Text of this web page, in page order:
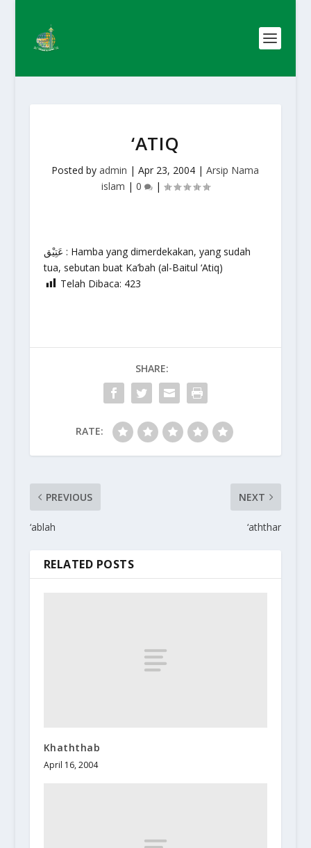
‘ATIQ
Posted byadmin |Apr 23, 2004 |Arsip Nama
islam | 0 |
عَتِيْق : Hamba yang dimerdekakan, yang sudah
tua, sebutan buat Ka’bah (al-Baitul ‘Atiq)
Telah Dibaca: 423
SHARE:
RATE:
PREVIOUS
‘ablah
NEXT
‘aththar
RELATED POSTS
Khaththab
April 16, 2004